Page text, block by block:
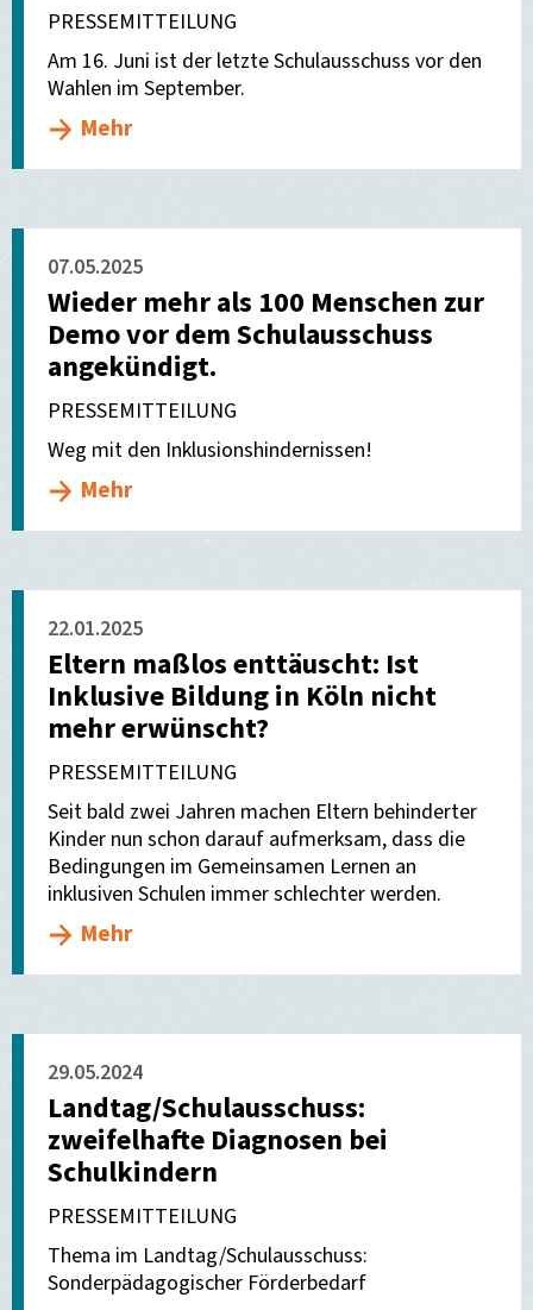
PRESSEMITTEILUNG
Am 16. Juni ist der letzte Schulausschuss vor den
Wahlen im September.
Mehr
07.05.2025
Wieder mehr als 100 Menschen zur
Demo vor dem Schulausschuss
angekündigt.
PRESSEMITTEILUNG
Weg mit den Inklusionshindernissen!
Mehr
22.01.2025
Eltern maßlos enttäuscht: Ist
Inklusive Bildung in Köln nicht
mehr erwünscht?
PRESSEMITTEILUNG
Seit bald zwei Jahren machen Eltern behinderter
Kinder nun schon darauf aufmerksam, dass die
Bedingungen im Gemeinsamen Lernen an
inklusiven Schulen immer schlechter werden.
Mehr
29.05.2024
Landtag/Schulausschuss:
zweifelhafte Diagnosen bei
Schulkindern
PRESSEMITTEILUNG
Thema im Landtag/Schulausschuss:
Sonderpädagogischer Förderbedarf